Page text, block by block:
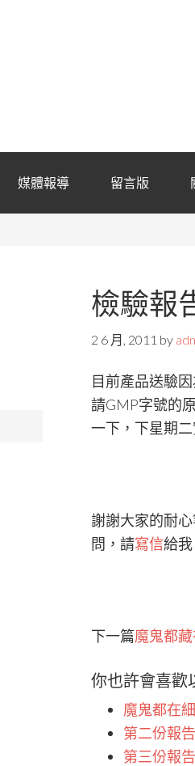
媒體報導 留言版
檢驗報
2 6 月, 2011 by
目前產品送驗
請GMP字號的
一下，下星期
謝謝大家的耐
問，請寫信給我
下一篇魔鬼都
你也許會喜歡
魔鬼都在
第二份報告
第三份報告